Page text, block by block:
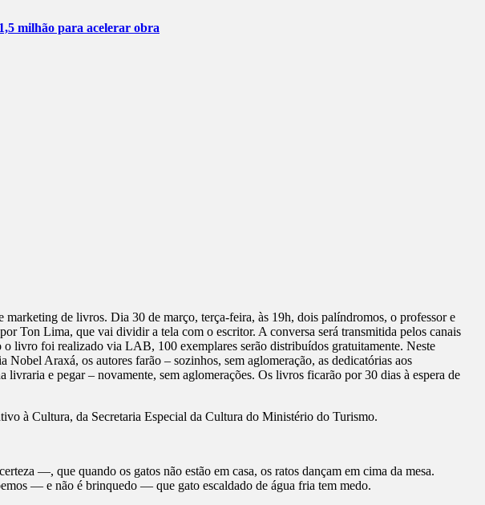
milhão para acelerar obra
de livros. Dia 30 de março, terça-feira, às 19h, dois palíndromos, o professor e
Ton Lima, que vai dividir a tela com o escritor. A conversa será transmitida pelos canais
livro foi realizado via LAB, 100 exemplares serão distribuídos gratuitamente. Neste
Araxá, os autores farão – sozinhos, sem aglomeração, as dedicatórias aos
e pegar – novamente, sem aglomerações. Os livros ficarão por 30 dias à espera de
à Cultura, da Secretaria Especial da Cultura do Ministério do Turismo.
—, que quando os gatos não estão em casa, os ratos dançam em cima da mesa.
— e não é brinquedo — que gato escaldado de água fria tem medo.